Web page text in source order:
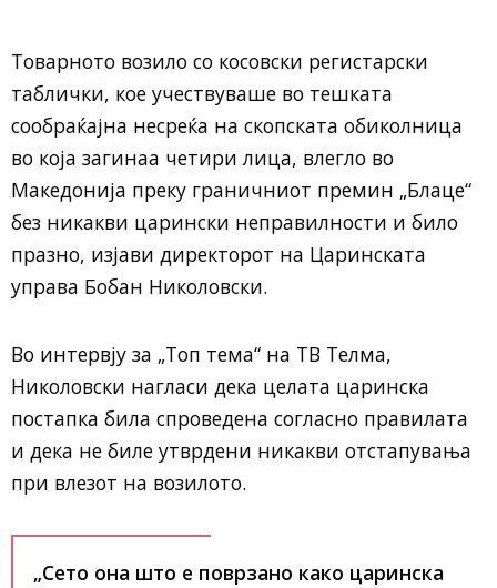
Товарното возило со косовски регистарски
таблички, кое учествуваше во тешката
сообраќајна несреќа на скопската обиколница
во која загинаа четири лица, влегло во
Македонија преку граничниот премин „Блаце“
без никакви царински неправилности и било
празно, изјави директорот на Царинската
управа Бобан Николовски.
Во интервју за „Топ тема“ на ТВ Телма,
Николовски нагласи дека целата царинска
постапка била спроведена согласно правилата
и дека не биле утврдени никакви отстапувања
при влезот на возилото.
„Сето она што е поврзано како царинска